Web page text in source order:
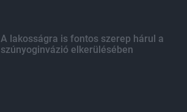
A lakosságra is fontos szerep hárul a
szúnyoginvázió elkerülésében